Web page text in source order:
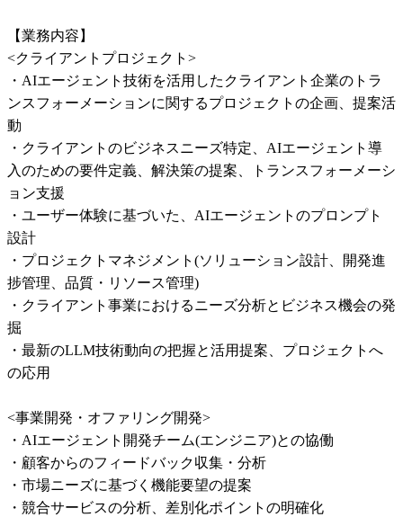
【業務内容】
<クライアントプロジェクト>
・AIエージェント技術を活用したクライアント企業のトラ
ンスフォーメーションに関するプロジェクトの企画、提案活
動
・クライアントのビジネスニーズ特定、AIエージェント導
入のための要件定義、解決策の提案、トランスフォーメーシ
ョン支援
・ユーザー体験に基づいた、AIエージェントのプロンプト
設計
・プロジェクトマネジメント(ソリューション設計、開発進
捗管理、品質・リソース管理)
・クライアント事業におけるニーズ分析とビジネス機会の発
掘
・最新のLLM技術動向の把握と活用提案、プロジェクトへ
の応用
<事業開発・オファリング開発>
・AIエージェント開発チーム(エンジニア)との協働
・顧客からのフィードバック収集・分析
・市場ニーズに基づく機能要望の提案
・競合サービスの分析、差別化ポイントの明確化